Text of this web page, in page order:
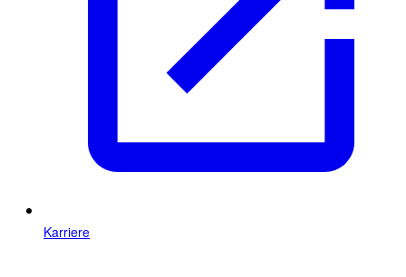
Karriere